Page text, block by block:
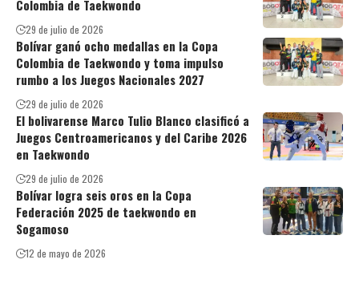
Colombia de Taekwondo
29 de julio de 2026
Bolívar ganó ocho medallas en la Copa
Colombia de Taekwondo y toma impulso
rumbo a los Juegos Nacionales 2027
29 de julio de 2026
El bolivarense Marco Tulio Blanco clasificó a
Juegos Centroamericanos y del Caribe 2026
en Taekwondo
29 de julio de 2026
Bolívar logra seis oros en la Copa
Federación 2025 de taekwondo en
Sogamoso
12 de mayo de 2026